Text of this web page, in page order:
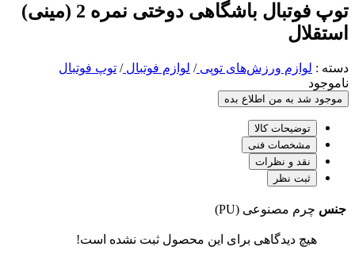
توپ فوتبال باشگاهی دوختی نمره 2 (مینی)
استقلال
دسته : لوازم ورزش‌های توپی/ لوازم فوتبال/ توپ فوتبال
ناموجود
موجود شد به من اطلاع بده
توضیحات کالا
مشخصات فنی
نقد و نظرات
ثبت نظر
جنس چرم مصنوعی (PU)
هیچ دیدگاهی برای این محصول ثبت نشده است!